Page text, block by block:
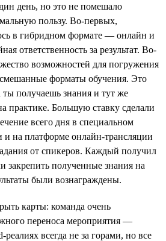
день, но это не помешало
пользу. Во-первых,
в гибридном формате — онлайн и
ответственность за результат. Во-
возможностей для погружения
форматы обучения. Это
ты получаешь знания и тут же
практике. Большую ставку сделали
всего дня в специальном
на платформе онлайн-трансляции
от спикеров. Каждый получил
закрепить полученные знания на
были вознаграждены.
карты: команда очень
переноса мероприятия —
всегда не за горами, но все